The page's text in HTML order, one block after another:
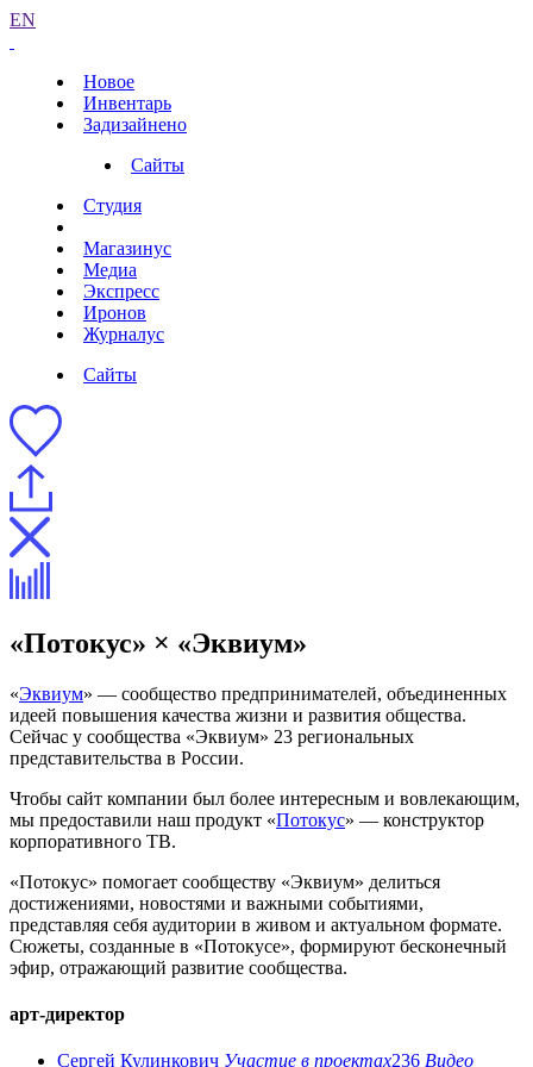
EN
Новое
Инвентарь
Задизайнено
Сайты
Студия
Магазинус
Медиа
Экспресс
Иронов
Журналус
Сайты
«Потокус» × «Эквиум»
«Эквиум» — сообщество предпринимателей, объединенных
идеей повышения качества жизни и развития общества.
Сейчас у сообщества «Эквиум» 23 региональных
представительства в России.
Чтобы сайт компании был более интересным и вовлекающим,
мы предоставили наш продукт «Потокус» — конструктор
корпоративного ТВ.
«Потокус» помогает сообществу «Эквиум» делиться
достижениями, новостями и важными событиями,
представляя себя аудитории в живом и актуальном формате.
Сюжеты, созданные в «Потокусе», формируют бесконечный
эфир, отражающий развитие сообщества.
арт-директор
Сергей Кулинкович Участие в проектах236 Видео